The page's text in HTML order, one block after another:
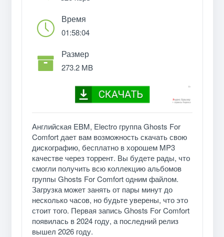
Время
01:58:04
Размер
273.2 MB
Английская EBM, Electro группа Ghosts For
Comfort дает вам возможность скачать свою
дискографию, бесплатно в хорошем MP3
качестве через торрент. Вы будете рады, что
смогли получить всю коллекцию альбомов
группы Ghosts For Comfort одним файлом.
Загрузка может занять от пары минут до
несколько часов, но будьте уверены, что это
стоит того. Первая запись Ghosts For Comfort
появилась в 2024 году, а последний релиз
вышел 2026 году.